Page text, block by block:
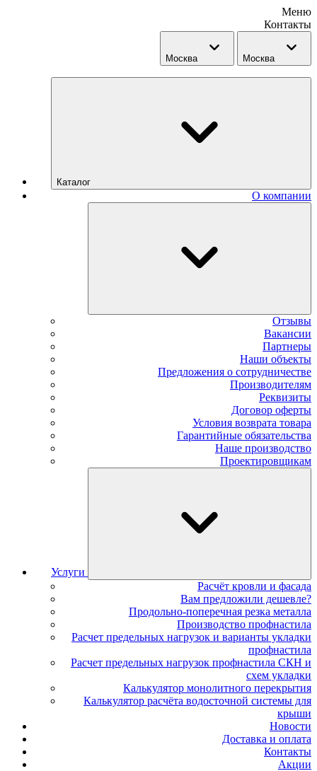
Меню
Контакты
Москва Москва
Каталог
О компании
Отзывы
Вакансии
Партнеры
Наши объекты
Предложения о сотрудничестве
Производителям
Реквизиты
Договор оферты
Условия возврата товара
Гарантийные обязательства
Наше производство
Проектировщикам
Услуги
Расчёт кровли и фасада
Вам предложили дешевле?
Продольно-поперечная резка металла
Производство профнастила
Расчет предельных нагрузок и варианты укладки
профнастила
Расчет предельных нагрузок профнастила СКН и
схем укладки
Калькулятор монолитного перекрытия
Калькулятор расчёта водосточной системы для
крыши
Новости
Доставка и оплата
Контакты
Акции